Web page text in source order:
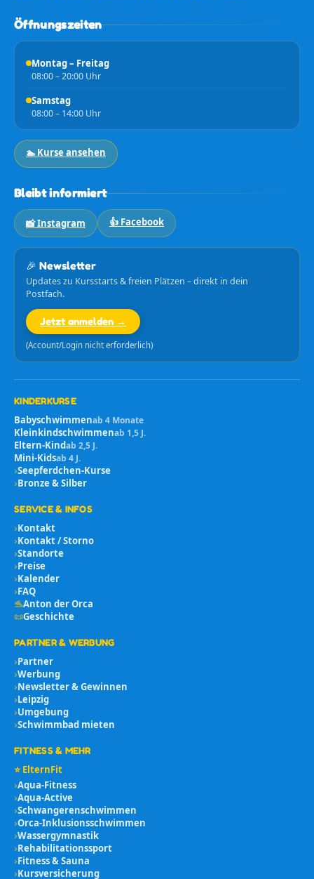
Öffnungszeiten
Montag – Freitag
08:00 – 20:00 Uhr
Samstag
08:00 – 14:00 Uhr
🏊 Kurse ansehen
Bleibt informiert
📸 Instagram 👍 Facebook
🎉 Newsletter
Updates zu Kursstarts & freien Plätzen – direkt in dein
Postfach.
Jetzt anmelden →
(Account/Login nicht erforderlich)
KINDERKURSE
Babyschwimmenab 4 Monate
Kleinkindschwimmenab 1,5 J.
Eltern-Kindab 2,5 J.
Mini-Kidsab 4 J.
›Seepferdchen-Kurse
›Bronze & Silber
SERVICE & INFOS
›Kontakt
›Kontakt / Storno
›Standorte
›Preise
›Kalender
›FAQ
🐬Anton der Orca
📜Geschichte
PARTNER & WERBUNG
›Partner
›Werbung
›Newsletter & Gewinnen
›Leipzig
›Umgebung
›Schwimmbad mieten
FITNESS & MEHR
⭐ ElternFit
›Aqua-Fitness
›Aqua-Active
›Schwangerenschwimmen
›Orca-Inklusionsschwimmen
›Wassergymnastik
›Rehabilitationssport
›Fitness & Sauna
›Kursversicherung